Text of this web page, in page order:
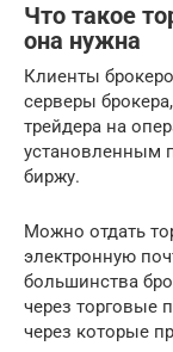
Что такое
она нужна
Клиенты
серверы
трейдера на
установленным
биржу.
Можно отдать
электронную
большинства
через торговые
через которые